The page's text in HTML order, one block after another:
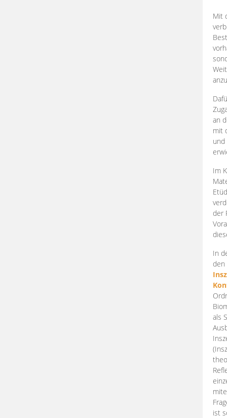
Mit
an
mit
und
Im
der
In
den
als
ist